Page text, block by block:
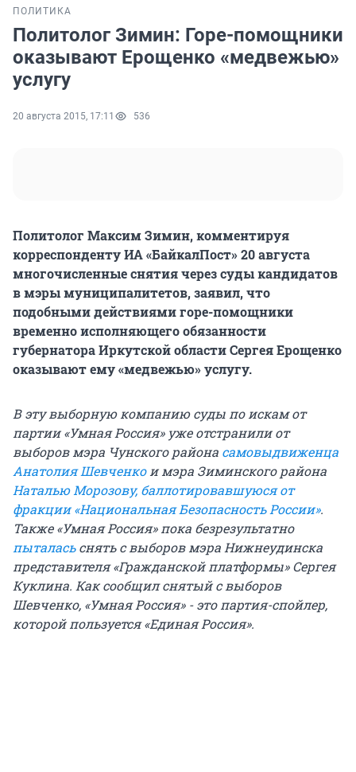
ПОЛИТИКА
Политолог Зимин: Горе-помощники
оказывают Ерощенко «медвежью»
услугу
20 августа 2015, 17:11 536
Политолог Максим Зимин, комментируя
корреспонденту ИА «БайкалПост» 20 августа
многочисленные снятия через суды кандидатов
в мэры муниципалитетов, заявил, что
подобными действиями горе-помощники
временно исполняющего обязанности
губернатора Иркутской области Сергея Ерощенко
оказывают ему «медвежью» услугу.
В эту выборную компанию суды по искам от
партии «Умная Россия» уже отстранили от
выборов мэра Чунского района самовыдвиженца
Анатолия Шевченкои мэра Зиминского района
Наталью Морозову, баллотировавшуюся от
фракции «Национальная Безопасность России».
Также «Умная Россия» пока безрезультатно
пыталасьснять с выборов мэра Нижнеудинска
представителя «Гражданской платформы» Сергея
Куклина. Как сообщил снятый с выборов
Шевченко, «Умная Россия» - это партия-спойлер,
которой пользуется «Единая Россия».